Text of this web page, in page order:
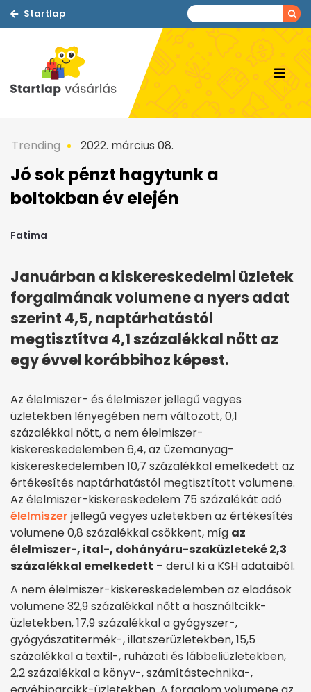
Startlap
Trending 2022. március 08.
Jó sok pénzt hagytunk a
boltokban év elején
Fatima
Januárban a kiskereskedelmi üzletek
forgalmának volumene a nyers adat
szerint 4,5, naptárhatástól
megtisztítva 4,1 százalékkal nőtt az
egy évvel korábbihoz képest.
Az élelmiszer- és élelmiszer jellegű vegyes
üzletekben lényegében nem változott, 0,1
százalékkal nőtt, a nem élelmiszer-
kiskereskedelemben 6,4, az üzemanyag-
kiskereskedelemben 10,7 százalékkal emelkedett az
értékesítés naptárhatástól megtisztított volumene.
Az élelmiszer-kiskereskedelem 75 százalékát adó
élelmiszer jellegű vegyes üzletekben az értékesítés
volumene 0,8 százalékkal csökkent, míg az
élelmiszer-, ital-, dohányáru-szaküzleteké 2,3
százalékkal emelkedett – derül ki a KSH adataiból.
A nem élelmiszer-kiskereskedelemben az eladások
volumene 32,9 százalékkal nőtt a használtcikk-
üzletekben, 17,9 százalékkal a gyógyszer-,
gyógyászatitermék-, illatszerüzletekben, 15,5
százalékkal a textil-, ruházati és lábbeliüzletekben,
2,2 százalékkal a könyv-, számítástechnika-,